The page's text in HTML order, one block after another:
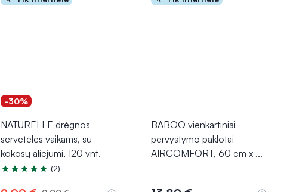
-30%
NATURELLE drėgnos
servetėlės vaikams, su
kokosų aliejumi, 120 vnt.
Įvertinimas 5.0 iš 5
(2)
BABOO vienkartiniai
pervystymo paklotai
AIRCOMFORT, 60 cm x ...